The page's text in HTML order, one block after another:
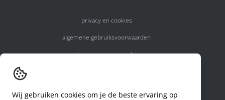
privacy en cookies
algemene gebruiksvoorwaarden
algemene voorwaarden
Wij gebruiken cookies om je de beste ervaring op